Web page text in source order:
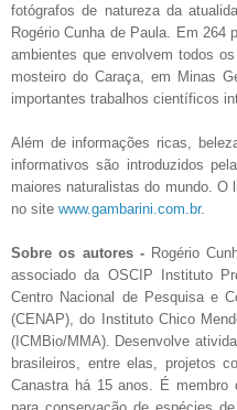
fotógrafos de natureza da
Rogério Cunha de Paula. Em 264
ambientes que envolvem todos
mosteiro do Caraça, em Minas
importantes trabalhos científicos
Além de informações ricas,
informativos são introduzidos
maiores naturalistas do mundo. O
no site www.gambarini.com.br.
Sobre os autores - Rogério
associado da OSCIP Instituto
Centro Nacional de Pesquisa e
(CENAP), do Instituto Chico
(ICMBio/MMA). Desenvolve
brasileiros, entre elas, projetos
Canastra há 15 anos. É membro